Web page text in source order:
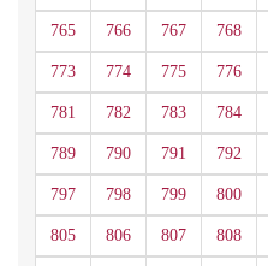
765 766 767 768
773 774 775 776
781 782 783 784
789 790 791 792
797 798 799 800
805 806 807 808